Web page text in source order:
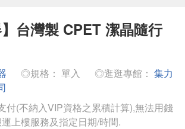
】台灣製 CPET 潔晶隨行
◎規格： 單入 ◎逛逛專館： 集力
付(不納入VIP資格之累積計算),無法用錢
上樓服務及指定日期/時間.